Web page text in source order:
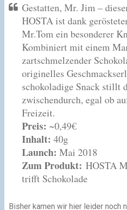
Gestatten, Mr. Jim –
HOSTA ist dank
Mr.Tom ein besonderer
Kombiniert mit einem
zartschmelzender
originelles
schokoladige Snack stillt
zwischendurch, egal ob
Freizeit.
Preis: ~0,49€
Inhalt: 40g
Launch: Mai 2018
Zum Produkt: HOSTA
trifft Schokolade
Bisher kamen wir hier leider noch